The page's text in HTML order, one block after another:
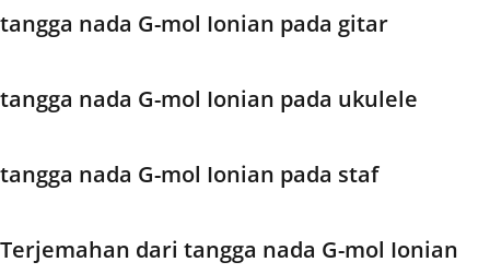
tangga nada G-mol Ionian pada gitar
tangga nada G-mol Ionian pada ukulele
tangga nada G-mol Ionian pada staf
Terjemahan dari tangga nada G-mol Ionian